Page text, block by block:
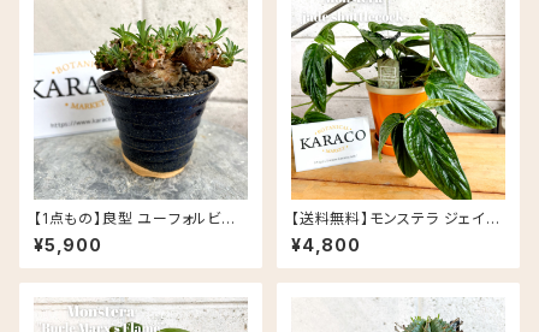
【1点もの】良型 ユーフォルビア
峨眉山 信楽焼 陶器鉢 多肉植物
¥5,900
【送料無料】モンステラ ジェイド
シャトルコック 5号 グロッシーポ
ット アプリコット 皿セット セラミ
ック鉢
¥4,800